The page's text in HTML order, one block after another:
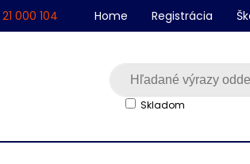
000 104
Skladom
Home Registrácia